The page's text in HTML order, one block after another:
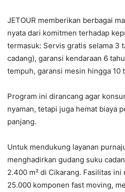
JETOUR memberikan berbagai
nyata dari komitmen terhadap
termasuk: Servis gratis selama 3
cadang), garansi kendaraan 6
tempuh, garansi mesin hingga 10
Program ini dirancang agar
nyaman, tetapi juga hemat biaya
panjang.
Untuk mendukung layanan
menghadirkan gudang suku
2.400 m² di Cikarang. Fasilitas
25.000 komponen fast moving,